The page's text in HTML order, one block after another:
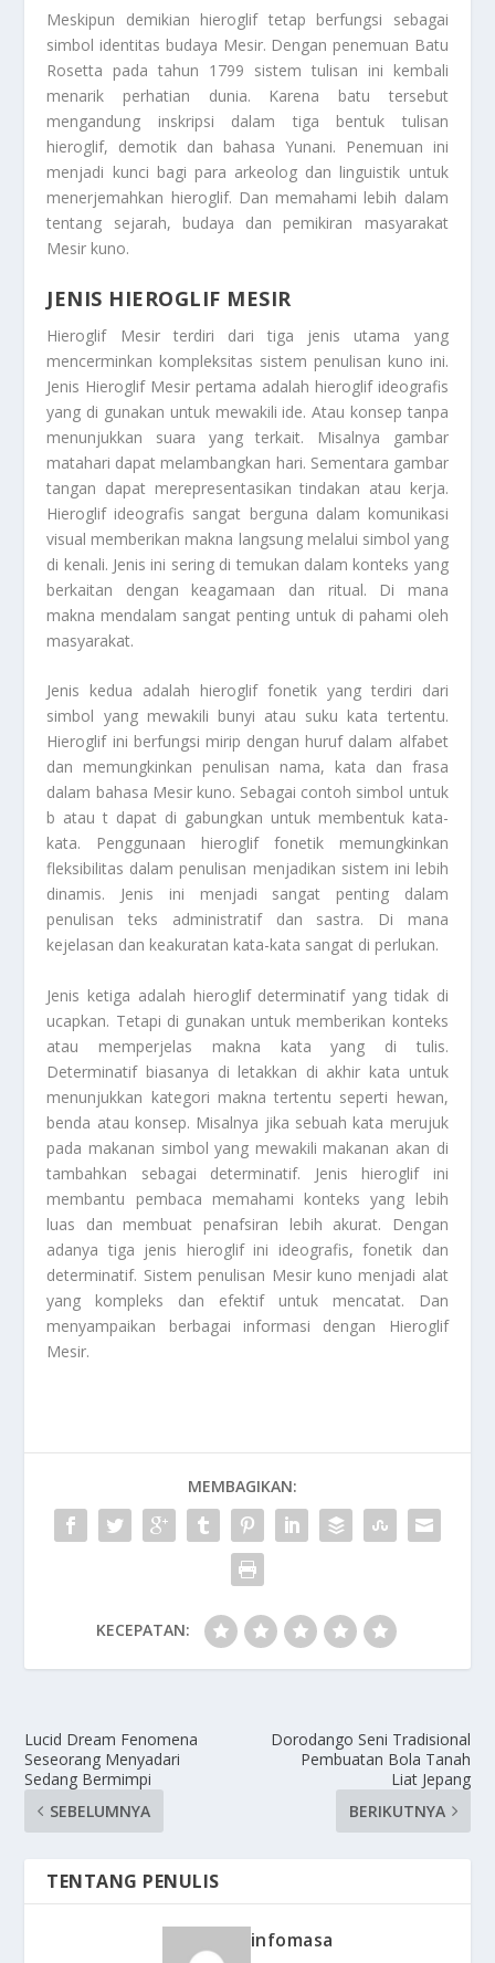
Meskipun demikian hieroglif tetap berfungsi sebagai
simbol identitas budaya Mesir. Dengan penemuan Batu
Rosetta pada tahun 1799 sistem tulisan ini kembali
menarik perhatian dunia. Karena batu tersebut
mengandung inskripsi dalam tiga bentuk tulisan
hieroglif, demotik dan bahasa Yunani. Penemuan ini
menjadi kunci bagi para arkeolog dan linguistik untuk
menerjemahkan hieroglif. Dan memahami lebih dalam
tentang sejarah, budaya dan pemikiran masyarakat
Mesir kuno.
JENIS HIEROGLIF MESIR
Hieroglif Mesir terdiri dari tiga jenis utama yang
mencerminkan kompleksitas sistem penulisan kuno ini.
Jenis Hieroglif Mesir pertama adalah hieroglif ideografis
yang di gunakan untuk mewakili ide. Atau konsep tanpa
menunjukkan suara yang terkait. Misalnya gambar
matahari dapat melambangkan hari. Sementara gambar
tangan dapat merepresentasikan tindakan atau kerja.
Hieroglif ideografis sangat berguna dalam komunikasi
visual memberikan makna langsung melalui simbol yang
di kenali. Jenis ini sering di temukan dalam konteks yang
berkaitan dengan keagamaan dan ritual. Di mana
makna mendalam sangat penting untuk di pahami oleh
masyarakat.
Jenis kedua adalah hieroglif fonetik yang terdiri dari
simbol yang mewakili bunyi atau suku kata tertentu.
Hieroglif ini berfungsi mirip dengan huruf dalam alfabet
dan memungkinkan penulisan nama, kata dan frasa
dalam bahasa Mesir kuno. Sebagai contoh simbol untuk
b atau t dapat di gabungkan untuk membentuk kata-
kata. Penggunaan hieroglif fonetik memungkinkan
fleksibilitas dalam penulisan menjadikan sistem ini lebih
dinamis. Jenis ini menjadi sangat penting dalam
penulisan teks administratif dan sastra. Di mana
kejelasan dan keakuratan kata-kata sangat di perlukan.
Jenis ketiga adalah hieroglif determinatif yang tidak di
ucapkan. Tetapi di gunakan untuk memberikan konteks
atau memperjelas makna kata yang di tulis.
Determinatif biasanya di letakkan di akhir kata untuk
menunjukkan kategori makna tertentu seperti hewan,
benda atau konsep. Misalnya jika sebuah kata merujuk
pada makanan simbol yang mewakili makanan akan di
tambahkan sebagai determinatif. Jenis hieroglif ini
membantu pembaca memahami konteks yang lebih
luas dan membuat penafsiran lebih akurat. Dengan
adanya tiga jenis hieroglif ini ideografis, fonetik dan
determinatif. Sistem penulisan Mesir kuno menjadi alat
yang kompleks dan efektif untuk mencatat. Dan
menyampaikan berbagai informasi dengan
Hieroglif
Mesir.
MEMBAGIKAN:
KECEPATAN:
Lucid Dream Fenomena
Seseorang Menyadari
Sedang Bermimpi
SEBELUMNYA
Dorodango Seni Tradisional
Pembuatan Bola Tanah
Liat Jepang
BERIKUTNYA
TENTANG PENULIS
infomasa